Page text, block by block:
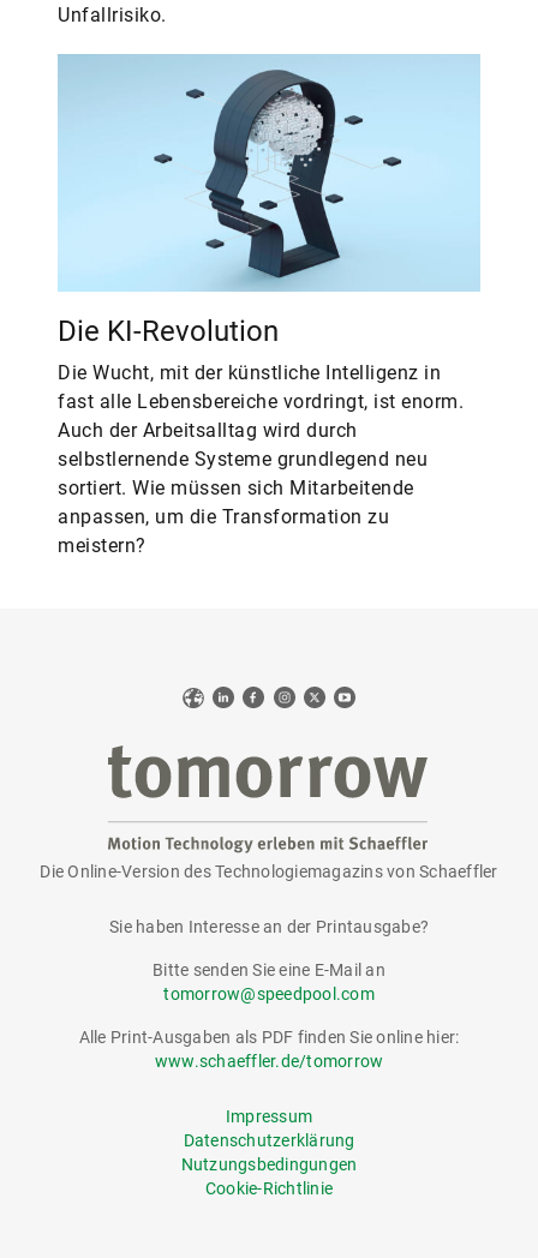
Unfallrisiko.
Die KI-Revolution
Die Wucht, mit der künstliche Intelligenz in
fast alle Lebensbereiche vordringt, ist enorm.
Auch der Arbeitsalltag wird durch
selbstlernende Systeme grundlegend neu
sortiert. Wie müssen sich Mitarbeitende
anpassen, um die Transformation zu
meistern?
WebLinkedIn
Facebook
Instagram
X YouTube
tomorrow
Die Online-Version des Technologiemagazins von Schaeffler
Sie haben Interesse an der Printausgabe?
Bitte senden Sie eine E-Mail an
tomorrow@speedpool.com
Alle Print-Ausgaben als PDF finden Sie online hier:
www.schaeffler.de/tomorrow
Impressum
Datenschutzerklärung
Nutzungsbedingungen
Cookie-Richtlinie